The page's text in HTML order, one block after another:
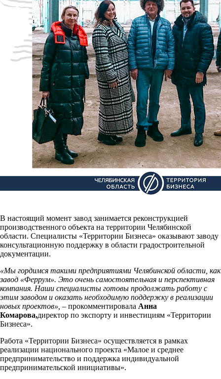
В настоящий момент завод занимается реконструкцией
производственного объекта на территории Челябинской
области. Специалисты «Территории Бизнеса» оказывают заводу
консультационную поддержку в области градостроительной
документации.
«Мы гордимся такими предприятиями Челябинской области, как
завод «Феррум». Это очень самостоятельная и перспективная
компания. Наши специалисты готовы продолжать работу с
этим заводом и оказать необходимую поддержку в реализации
новых проектов», – прокомментировала Анна
Комарова,директор по экспорту и инвестициям «Территории
Бизнеса».
Работа «Территории Бизнеса» осуществляется в рамках
реализации национального проекта «Малое и среднее
предпринимательство и поддержка индивидуальной
предпринимательской инициативы».